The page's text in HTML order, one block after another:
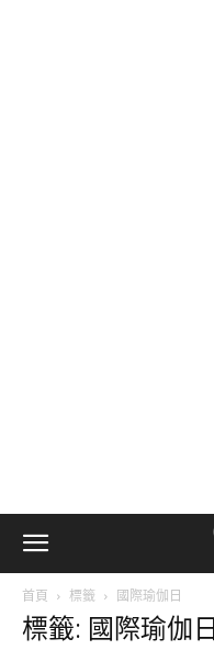
首頁 標籤 國際瑜伽日
標籤: 國際瑜伽日